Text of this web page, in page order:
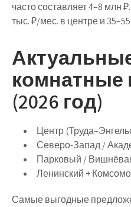
часто составляет 4–8 млн
тыс. ₽/мес. в центре и
комнатные
(2026 год)
Центр
Северо-Запад /
Парковый /
Ленинский +
Самые выгодные